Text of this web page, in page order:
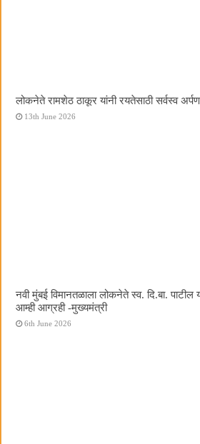
लोकनेते रामशेठ ठाकूर यांनी रयतेसाठी सर्वस्व
13th June 2026
नवी मुंबई विमानतळाला लोकनेते स्व. दि.बा. पाटील
आम्ही आग्रही -मुख्यमंत्री
6th June 2026